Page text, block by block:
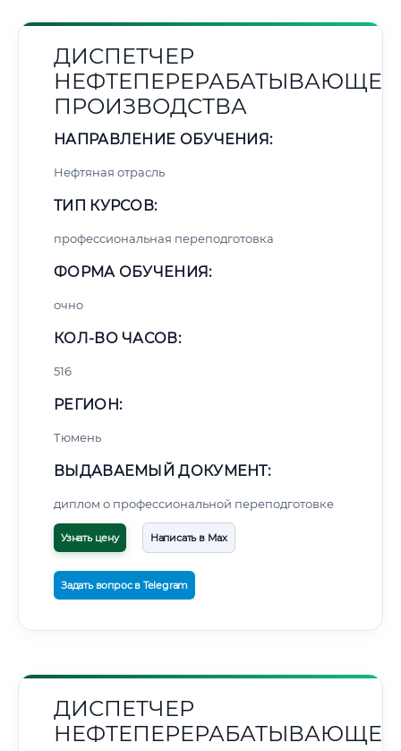
ДИСПЕТЧЕР
ПРОИЗВОДСТВА
НАПРАВЛЕНИЕ ОБУЧЕНИЯ:
Нефтяная отрасль
ТИП КУРСОВ:
профессиональная переподготовка
ФОРМА ОБУЧЕНИЯ:
очно
КОЛ-ВО ЧАСОВ:
516
РЕГИОН:
Тюмень
ВЫДАВАЕМЫЙ ДОКУМЕНТ:
диплом о профессиональной переподготовке
Узнать цену Написать в Max
Задать вопрос в Telegram
ДИСПЕТЧЕР